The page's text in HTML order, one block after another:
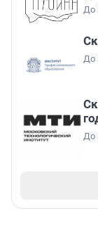
До
До
До